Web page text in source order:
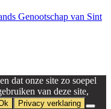
Genootschap van Sint
dat onze site zo soepel
van deze site,
Privacy verklaring